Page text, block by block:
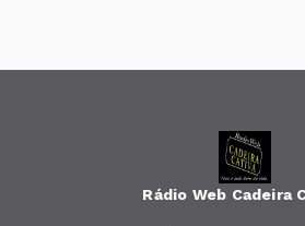
Rádio Web Cadeira